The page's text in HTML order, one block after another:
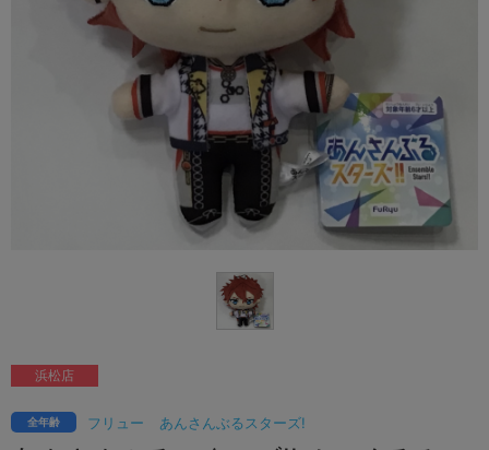
フリュー あんさんぶるスターズ!
全年齢
浜松店